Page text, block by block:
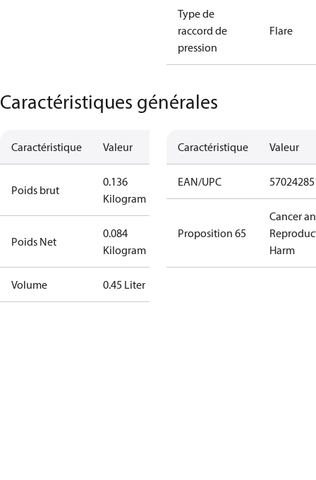
Type de
raccord de
pression
Flare
Caractéristiques générales
Caractéristique Valeur
Poids brut
0.136
Kilogram
Poids Net
0.084
Kilogram
Volume 0.45 Liter
Caractéristique Valeur
EAN/UPC
Proposition 65
Cancer
Harm